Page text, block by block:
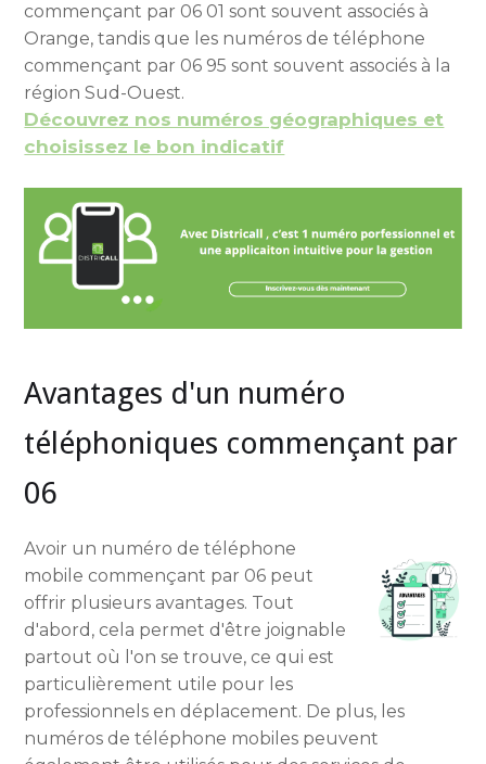
commençant par 06 01 sont souvent associés à
Orange, tandis que les numéros de téléphone
commençant par 06 95 sont souvent associés à la
région Sud-Ouest.
Découvrez nos numéros géographiques et
choisissez le bon indicatif
Avantages d'un numéro
téléphoniques commençant par
06
Avoir un numéro de téléphone
mobile commençant par 06 peut
offrir plusieurs avantages. Tout
d'abord, cela permet d'être joignable
partout où l'on se trouve, ce qui est
particulièrement utile pour les
professionnels en déplacement. De plus, les
numéros de téléphone mobiles peuvent